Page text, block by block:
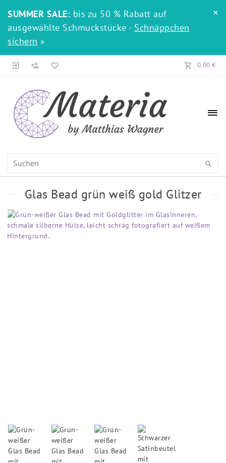
SUMMER SALE: bis zu 50 % Rabatt auf
ausgewählte Schmuckstücke - Schnäppchen
sichern »
×
0,00 €
Glas Bead grün weiß gold Glitzer